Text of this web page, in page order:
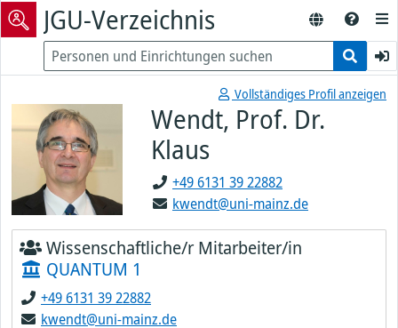
JGU-Verzeichnis
Vollständiges Profil anzeigen
Wendt, Prof. Dr.
Klaus
+49 6131 39 22882
kwendt@uni-mainz.de
Wissenschaftliche/r Mitarbeiter/in
QUANTUM 1
+49 6131 39 22882
kwendt@uni-mainz.de